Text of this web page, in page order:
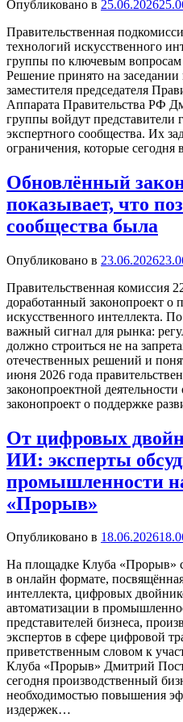
Опубликовано в 25.06.2026
Правительственная
технологий искусственного
группы по ключевым
Решение принято на заседании
заместителя председателя
Аппарата Правительства РФ
группы войдут представители
экспертного сообщества. Их
ограничения, которые
Обновлённый
показывает, что
сообщества была
Опубликовано в 23.06.2026
Правительственная комиссия
доработанный законопроект о
искусственного интеллекта.
важный сигнал для рынка:
должно строиться не на
отечественных решений и
июня 2026 года
законопроектной
законопроект о поддержке
От цифровых
ИИ: эксперты
промышленности
«Прорыв»
Опубликовано в 18.06.2026
На площадке Клуба «Прорыв»
в онлайн формате,
интеллекта, цифровых
автоматизации в
представителей бизнеса,
экспертов в сфере цифровой
приветственным словом к
Клуба «Прорыв» Дмитрий
сегодня производственный
необходимостью повышения
издержек…